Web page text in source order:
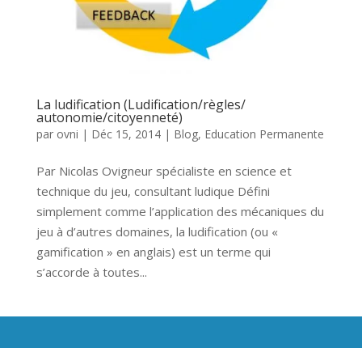
La ludification (Ludification/règles/
autonomie/citoyenneté)
par ovni | Déc 15, 2014| Blog, Education Permanente
Par Nicolas Ovigneur spécialiste en science et
technique du jeu, consultant ludique Défini
simplement comme l’application des mécaniques du
jeu à d’autres domaines, la ludification (ou «
gamification » en anglais) est un terme qui
s’accorde à toutes...